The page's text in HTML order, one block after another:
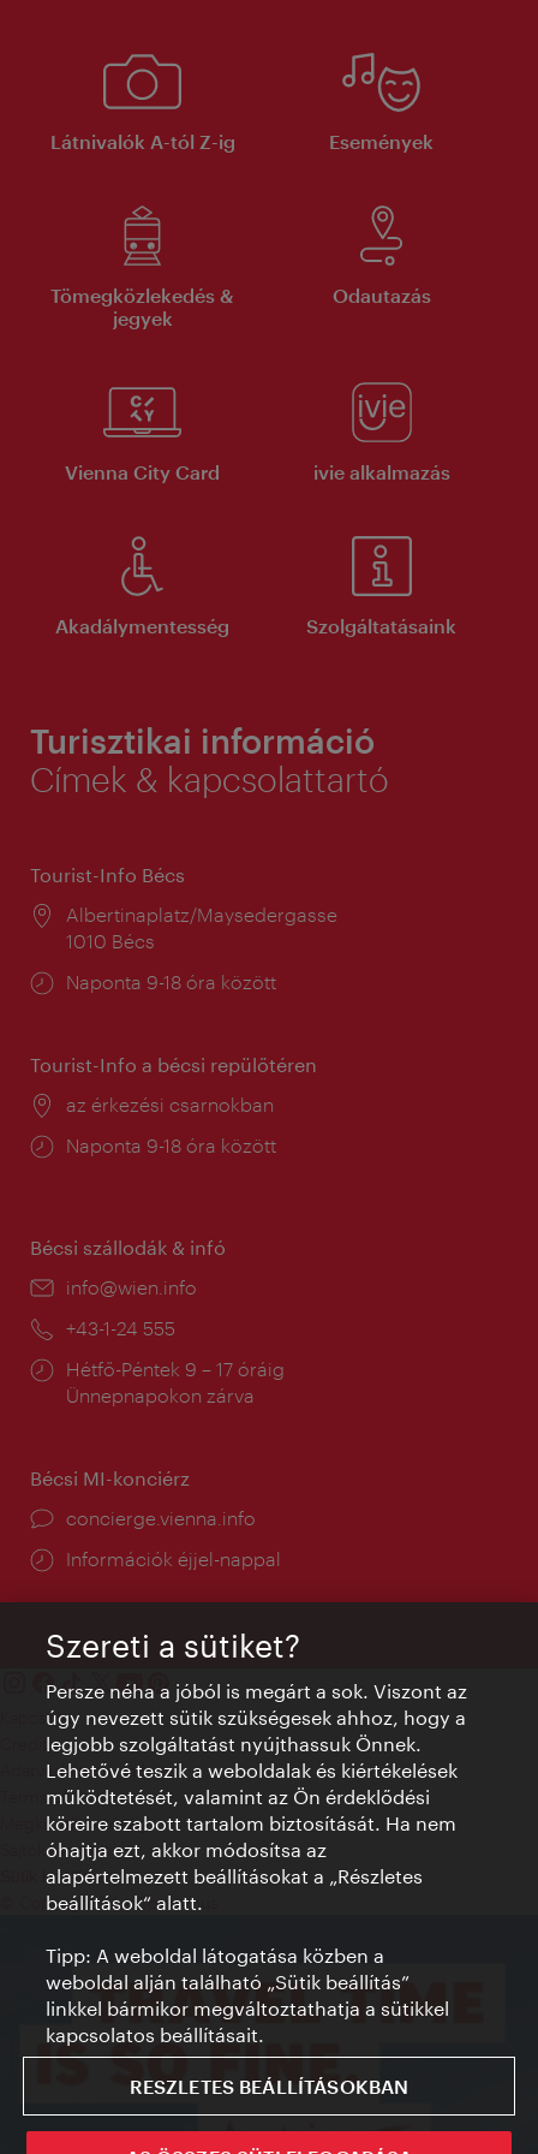
Látnivalók A-tól Z-ig Események
Tömegközlekedés &
jegyek
Odautazás
Vienna City Card ivie alkalmazás
Akadálymentesség Szolgáltatásaink
Turisztikai információ
Címek & kapcsolattartó
Tourist-Info Bécs
Helyszín:
Albertinaplatz/Maysedergasse
1010 Bécs
Nyitva
Naponta 9-18 óra között
Tourist-Info a bécsi repülőtéren
Helyszín:
az érkezési csarnokban
Nyitva
Naponta 9-18 óra között
Bécsi szállodák & infó
E-
info@wien.info
Telefon:
+43-1-24 555
Nyitva
tartás:
Hétfő-Péntek 9 – 17 óráig
Ünnepnapokon zárva
Bécsi MI-konciérz
concierge.vienna.info
Információk éjjel-nappal
Kapcsolat
Credits
Adatvédelmi nyilatkozat
Terms of Use
Megközelíthetőség
Sajtókapcsolat
Sütik beállítása
© Copyright WienTourismus
Szereti a sütiket?
Persze néha a jóból is megárt a sok. Viszont az
úgy nevezett sütik szükségesek ahhoz, hogy a
legjobb szolgáltatást nyújthassuk Önnek.
Lehetővé teszik a weboldalak és kiértékelések
működtetését, valamint az Ön érdeklődési
köreire szabott tartalom biztosítását. Ha nem
óhajtja ezt, akkor módosítsa az
alapértelmezett beállításokat a „Részletes
beállítások“ alatt.
Tipp: A weboldal látogatása közben a
weboldal alján található „Sütik beállítás”
linkkel bármikor megváltoztathatja a sütikkel
kapcsolatos beállításait.
RESZLETES BEÁLLÍTÁSOKBAN